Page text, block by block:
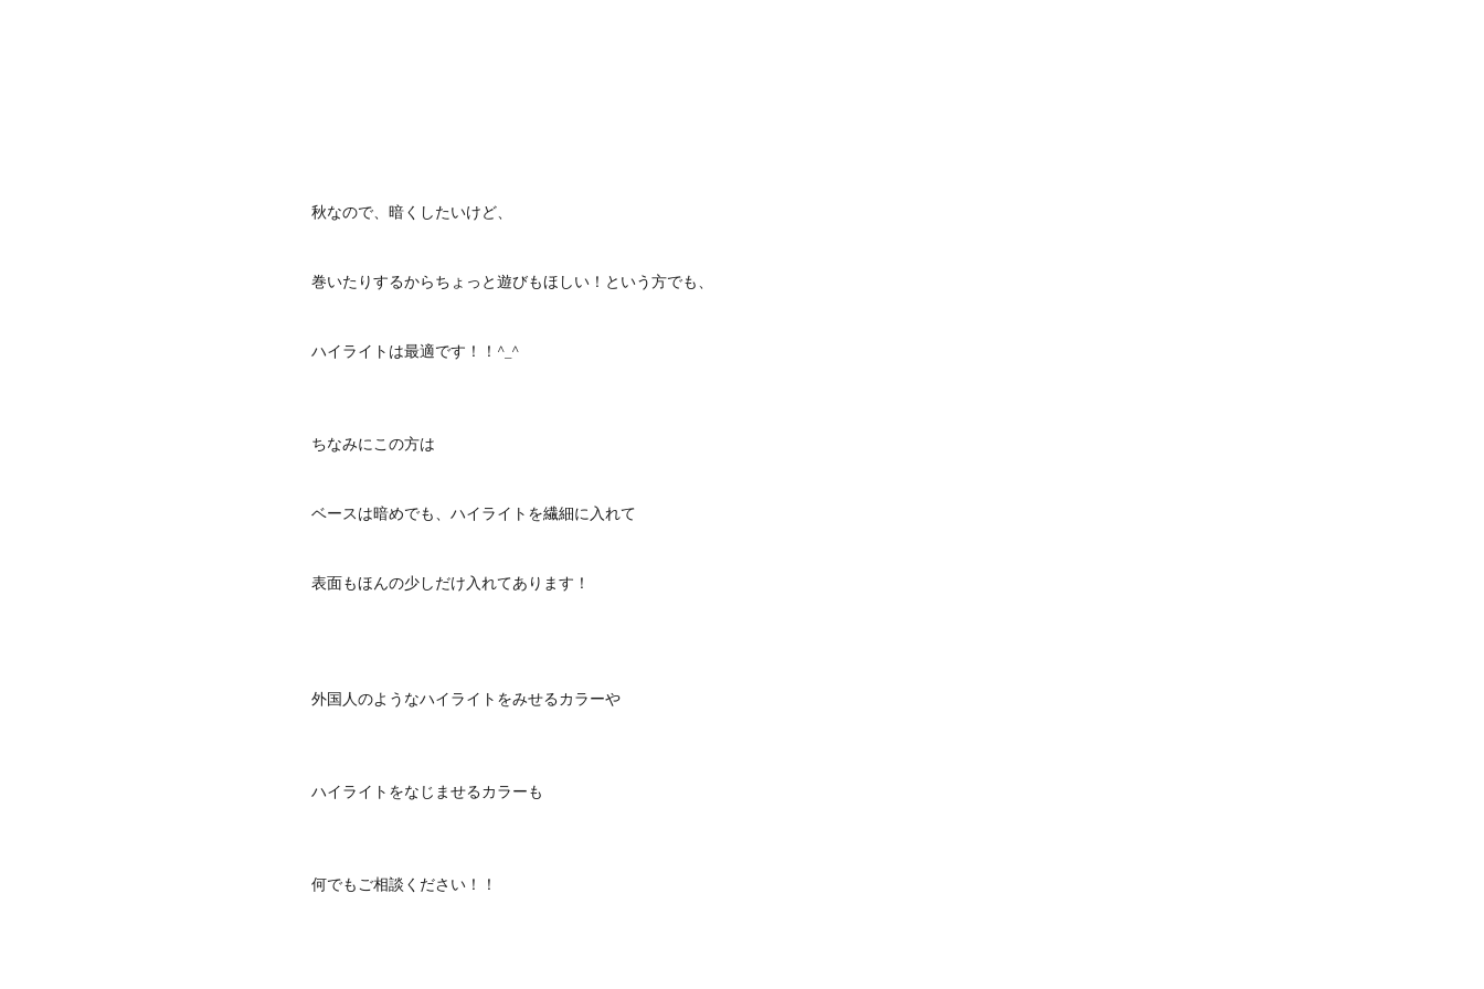
秋なので、暗くしたいけど、
巻いたりするからちょっと遊びもほしい！という方でも、
ハイライトは最適です！！^_^
ちなみにこの方は
ベースは暗めでも、ハイライトを繊細に入れて
表面もほんの少しだけ入れてあります！
外国人のようなハイライトをみせるカラーや
ハイライトをなじませるカラーも
何でもご相談ください！！